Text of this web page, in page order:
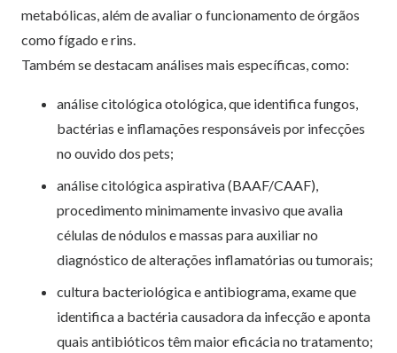
metabólicas, além de avaliar o funcionamento de órgãos
como fígado e rins.
Também se destacam análises mais específicas, como:
análise citológica otológica, que identifica fungos,
bactérias e inflamações responsáveis por infecções
no ouvido dos pets;
análise citológica aspirativa (BAAF/CAAF),
procedimento minimamente invasivo que avalia
células de nódulos e massas para auxiliar no
diagnóstico de alterações inflamatórias ou tumorais;
cultura bacteriológica e antibiograma, exame que
identifica a bactéria causadora da infecção e aponta
quais antibióticos têm maior eficácia no tratamento;